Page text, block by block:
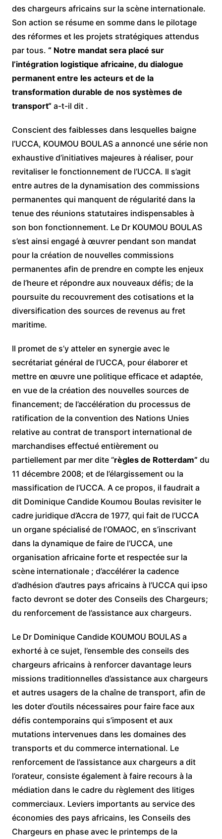
des chargeurs africains sur la scène internationale.
Son action se résume en somme dans le pilotage
des réformes et les projets stratégiques attendus
par tous. “ Notre mandat sera placé sur
l’intégration logistique africaine, du dialogue
permanent entre les acteurs et de la
transformation durable de nos systèmes de
transport“a-t-il dit .
Conscient des faiblesses dans lesquelles baigne
l’UCCA, KOUMOU BOULAS a annoncé une série non
exhaustive d’initiatives majeures à réaliser, pour
revitaliser le fonctionnement de l’UCCA. Il s’agit
entre autres de la dynamisation des commissions
permanentes qui manquent de régularité dans la
tenue des réunions statutaires indispensables à
son bon fonctionnement. Le Dr KOUMOU BOULAS
s’est ainsi engagé à œuvrer pendant son mandat
pour la création de nouvelles commissions
permanentes afin de prendre en compte les enjeux
de l’heure et répondre aux nouveaux défis; de la
poursuite du recouvrement des cotisations et la
diversification des sources de revenus au fret
maritime.
Il promet de s’y atteler en synergie avec le
secrétariat général de l’UCCA, pour élaborer et
mettre en œuvre une politique efficace et adaptée,
en vue de la création des nouvelles sources de
financement; de l’accélération du processus de
ratification de la convention des Nations Unies
relative au contrat de transport international de
marchandises effectué entièrement ou
partiellement par mer dite “règles de Rotterdam” du
11 décembre 2008; et de l’élargissement ou la
massification de l’UCCA. A ce propos, il faudrait a
dit Dominique Candide Koumou Boulas revisiter le
cadre juridique d’Accra de 1977, qui fait de l’UCCA
un organe spécialisé de l’OMAOC, en s’inscrivant
dans la dynamique de faire de l’UCCA, une
organisation africaine forte et respectée sur la
scène internationale ; d’accélérer la cadence
d’adhésion d’autres pays africains à l’UCCA qui ipso
facto devront se doter des Conseils des Chargeurs;
du renforcement de l’assistance aux chargeurs.
Le Dr Dominique Candide KOUMOU BOULAS a
exhorté à ce sujet, l’ensemble des conseils des
chargeurs africains à renforcer davantage leurs
missions traditionnelles d’assistance aux chargeurs
et autres usagers de la chaîne de transport, afin de
les doter d’outils nécessaires pour faire face aux
défis contemporains qui s’imposent et aux
mutations intervenues dans les domaines des
transports et du commerce international. Le
renforcement de l’assistance aux chargeurs a dit
l’orateur, consiste également à faire recours à la
médiation dans le cadre du règlement des litiges
commerciaux. Leviers importants au service des
économies des pays africains, les Conseils des
Chargeurs en phase avec le printemps de la